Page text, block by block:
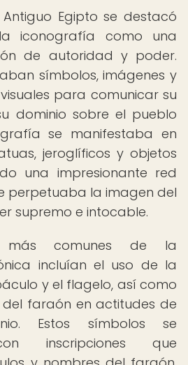
Egipto se destacó
iconografía como una
de autoridad y poder.
símbolos, imágenes y
para comunicar su
dominio sobre el pueblo
se manifestaba en
jeroglíficos y objetos
una impresionante red
perpetuaba la imagen del
supremo e intocable.
más comunes de la
incluían el uso de la
y el flagelo, así como
faraón en actitudes de
Estos símbolos se
inscripciones que